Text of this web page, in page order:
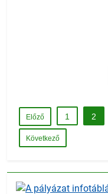
Előző 1 2
Következő